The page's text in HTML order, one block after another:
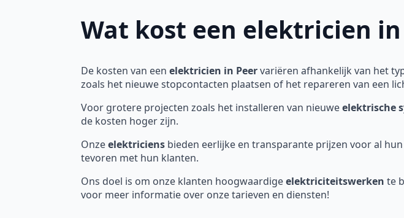
Wat kost een elektricien in
De kosten van een elektricien in Peervariëren afhankelijk van het
zoals het nieuwe stopcontacten plaatsen of het repareren van een
Voor grotere projecten zoals het installeren van nieuweelektrische
de kosten hoger zijn.
Onzeelektriciens bieden eerlijke en transparante prijzen voor al
tevoren met hun klanten.
Ons doel is om onze klanten hoogwaardigeelektriciteitswerken te
voor meer informatie over onze tarieven en diensten!